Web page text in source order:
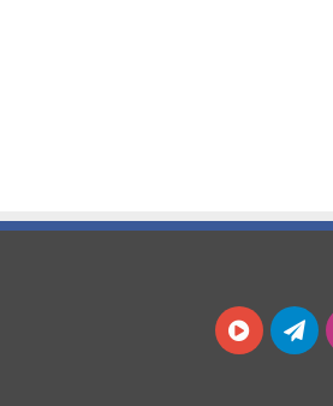
اینستاگرامتلگرام آپارات